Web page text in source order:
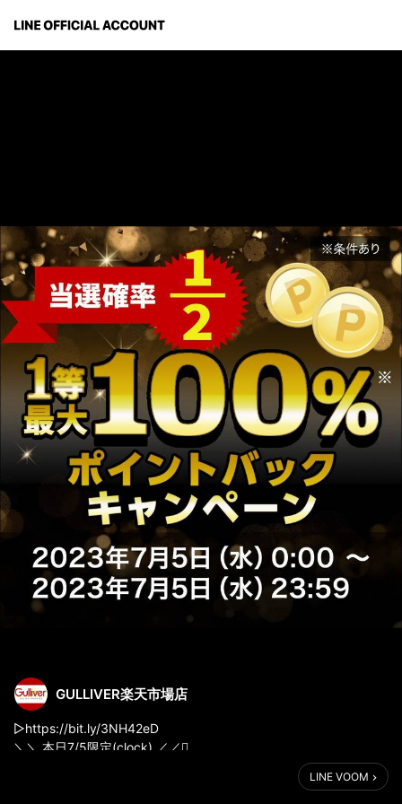
GULLIVER楽天市場店
▷https://bit.ly/3NH42eD
＼＼ 本日7/5限定(clock) ／／
1等最大100%ポイントバックキャンペーン開催中(cony laugh)(!!!)
LINE VOOM